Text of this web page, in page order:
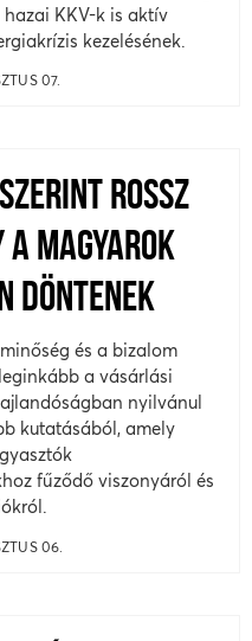
hazai KKV-k is aktív
kezelésének.
07.
ROSSZ
A MAGYAROK
DÖNTENEK
és a bizalom
a vásárlási
nyilvánul
kutatásából, amely
fűződő viszonyáról és
06.